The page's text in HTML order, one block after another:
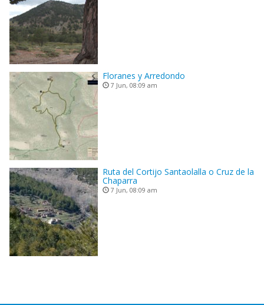
Floranes y Arredondo
7 Jun, 08:09 am
Ruta del Cortijo Santaolalla o Cruz de la
Chaparra
7 Jun, 08:09 am